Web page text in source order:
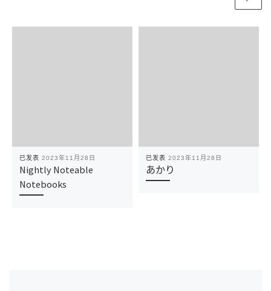
已发表 2023年11月28日
Nightly Noteable
Notebooks
已发表 2023年11月28日
あかり